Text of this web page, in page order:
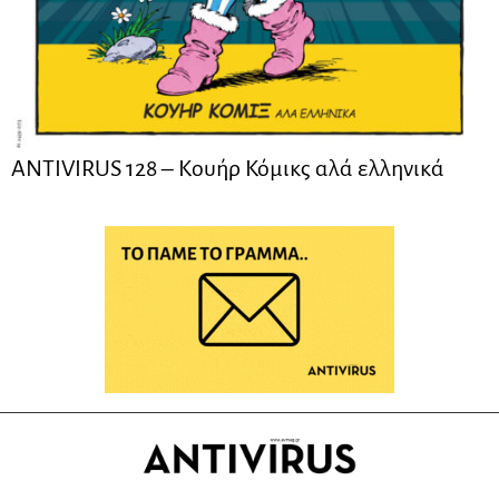
ANTIVIRUS 128 – Kουήρ Κόμικς αλά ελληνικά